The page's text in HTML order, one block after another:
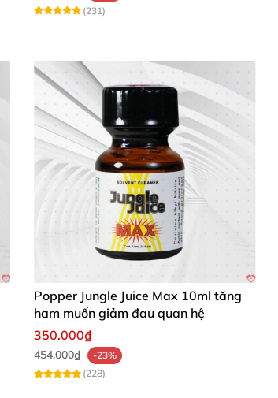
(231)
Popper Jungle Juice Max 10ml tăng
ham muốn giảm đau quan hệ
350.000₫
454.000₫
-23%
(228)